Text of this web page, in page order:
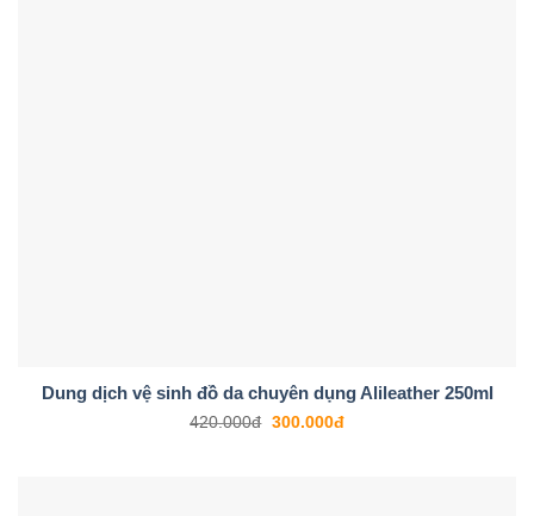
Dung dịch vệ sinh đồ da chuyên dụng Alileather 250ml
420.000đ 300.000đ